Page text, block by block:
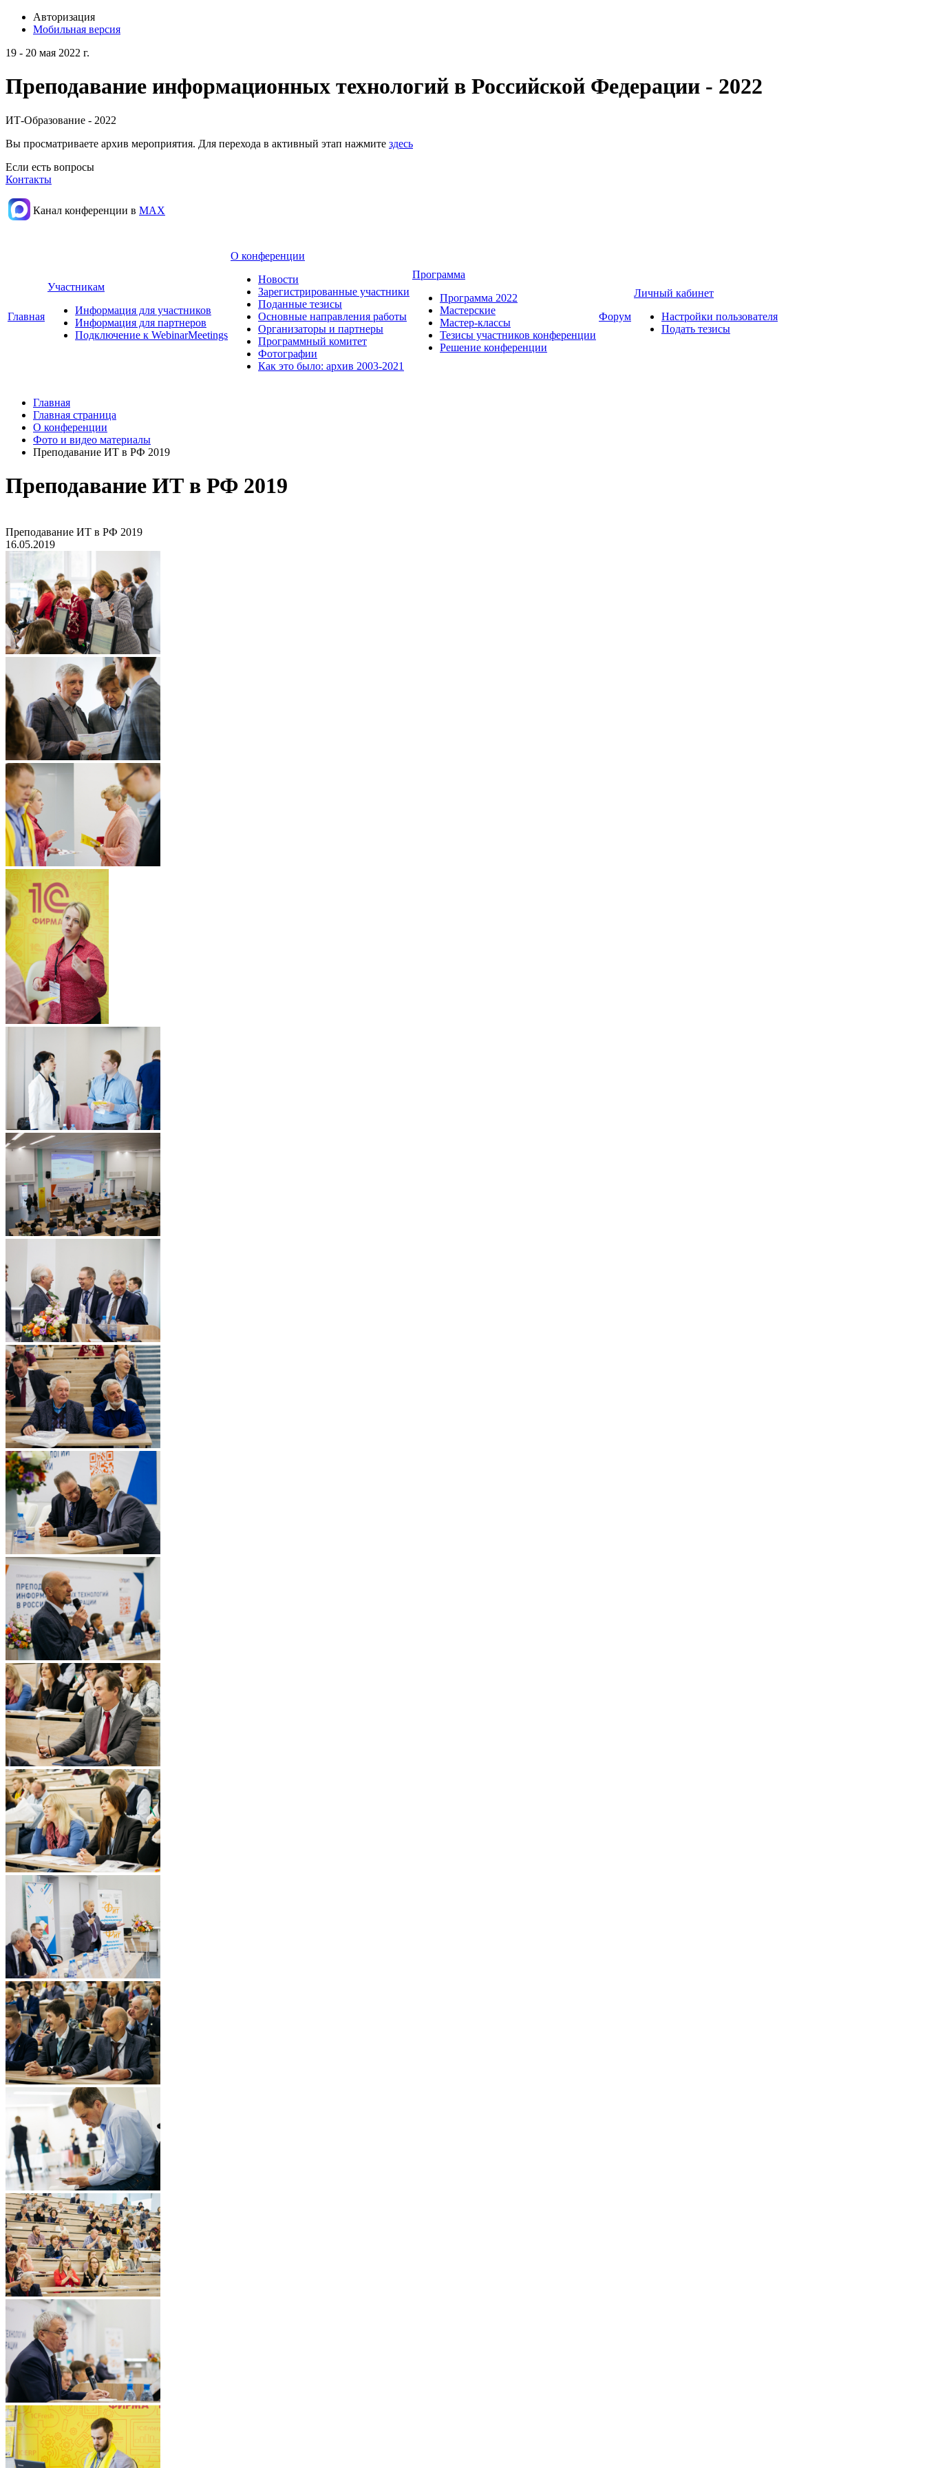
Авторизация
Мобильная версия
19 - 20 мая 2022 г.
Преподавание информационных технологий в Российской Федерации - 2022
ИТ-Образование - 2022
Вы просматриваете архив мероприятия. Для перехода в активный этап нажмите здесь
Если есть вопросы
Контакты
Канал конференции в МАХ
Главная
Участникам
Информация для участников
Информация для партнеров
Подключение к WebinarMeetings
О конференции
Новости
Зарегистрированные участники
Поданные тезисы
Основные направления работы
Организаторы и партнеры
Программный комитет
Фотографии
Как это было: архив 2003-2021
Программа
Программа 2022
Мастерские
Мастер-классы
Тезисы участников конференции
Решение конференции
Форум
Личный кабинет
Настройки пользователя
Подать тезисы
Главная
Главная страница
О конференции
Фото и видео материалы
Преподавание ИТ в РФ 2019
Преподавание ИТ в РФ 2019
Преподавание ИТ в РФ 2019
16.05.2019